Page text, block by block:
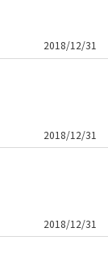
2018/12/31
2018/12/31
2018/12/31